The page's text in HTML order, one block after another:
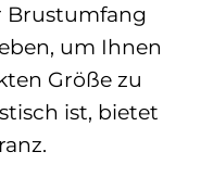
Brustumfang
um Ihnen
Größe zu
ist, bietet